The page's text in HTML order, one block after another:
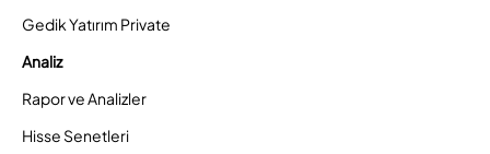
Gedik Yatırım Private
Analiz
Rapor ve Analizler
Hisse Senetleri